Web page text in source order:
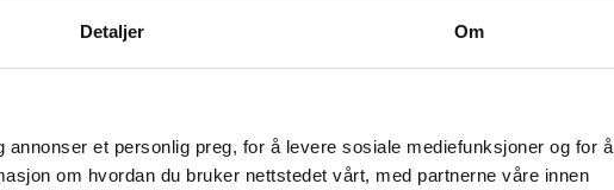
Detaljer Om
et personlig preg, for å levere sosiale mediefunksjoner og for å
om hvordan du bruker nettstedet vårt, med partnerne våre innen